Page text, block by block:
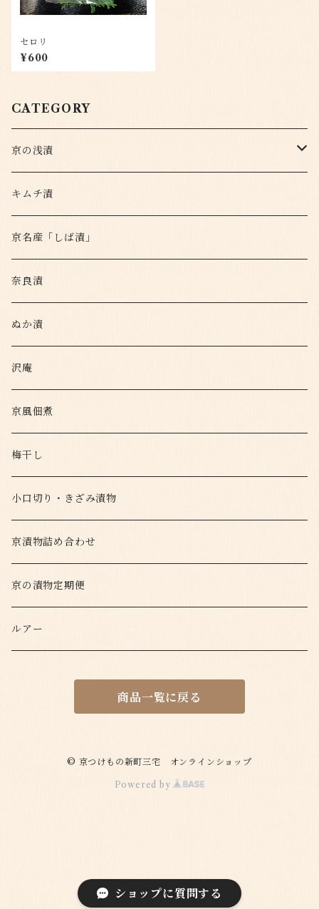
ショップに質問する
セロリ
¥600
CATEGORY
京の浅漬
定番
変わり種
キムチ漬
京名産「しば漬」
奈良漬
ぬか漬
沢庵
京風佃煮
梅干し
小口切り・きざみ漬物
京漬物詰め合わせ
京の漬物定期便
ルアー
商品一覧に戻る
© 京つけもの新町三宅 オンラインショップ
Powered by